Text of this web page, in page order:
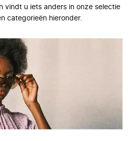
vindt u iets anders in onze selectie
categorieën hieronder.